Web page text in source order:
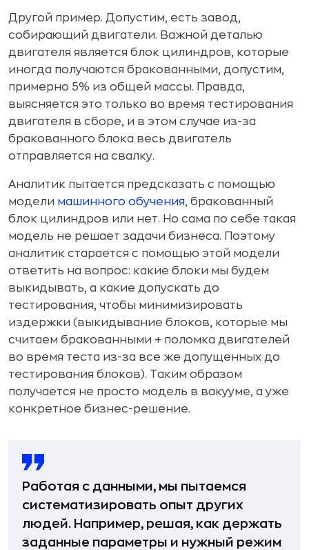
Другой пример. Допустим, есть завод,
собирающий двигатели. Важной деталью
двигателя является блок цилиндров, которые
иногда получаются бракованными, допустим,
примерно 5% из общей массы. Правда,
выясняется это только во время тестирования
двигателя в сборе, и в этом случае из-за
бракованного блока весь двигатель
отправляется на свалку.
Аналитик пытается предсказать с помощью
модели машинного обучения, бракованный
блок цилиндров или нет. Но сама по себе такая
модель не решает задачи бизнеса. Поэтому
аналитик старается с помощью этой модели
ответить на вопрос: какие блоки мы будем
выкидывать, а какие допускать до
тестирования, чтобы минимизировать
издержки (выкидывание блоков, которые мы
считаем бракованными + поломка двигателей
во время теста из-за все же допущенных до
тестирования блоков). Таким образом
получается не просто модель в вакууме, а уже
конкретное бизнес-решение.
Работая с данными, мы пытаемся
систематизировать опыт других
людей. Например, решая, как держать
заданные параметры и нужный режим